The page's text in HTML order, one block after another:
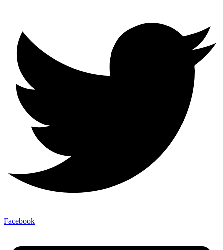
Facebook